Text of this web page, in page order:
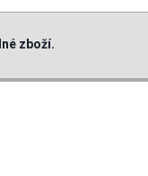
zboží.